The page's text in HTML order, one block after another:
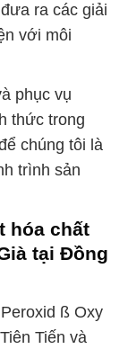
ra các giải
với môi
phục vụ
thức trong
chúng tôi là
trình sản
hóa chất
tại Đồng
ß Oxy
Tiến và